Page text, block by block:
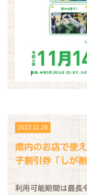
2022.11.26
県内のお店で使
子割引券「しが
利用可能期間は最長